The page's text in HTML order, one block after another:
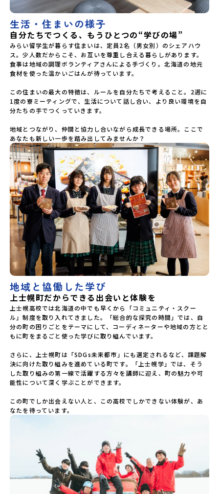
生活・住まいの様子
自分たちでつくる、もうひとつの“学びの場”
みらい留学生が暮らす住まいは、定員2名（男女別）のシェアハウ
ス。少人数だからこそ、お互いを尊重し合える暮らしがあります。
食事は地域の調理ボランティアさんによる手づくり。北海道の地元
食材を使った温かいごはんが待っています。
この住まいの最大の特徴は、ルールを自分たちで考えること。2週に
1度の寮ミーティングで、生活について話し合い、より良い環境を自
分たちの手でつくっていきます。
地域とつながり、仲間と協力し合いながら成長できる場所。ここで
あなたも新しい一歩を踏み出してみませんか？
地域と協働した学び
上士幌町だからできる出会いと体験を
上士幌高校では北海道の中でも早くから「コミュニティ・スクー
ル」制度を取り入れてきました。「総合的な探究の時間」では、自
分の町の困りごとをテーマにして、コーディネーターや地域の方とと
もに町をまるごと使った学びに取り組んでいます。
さらに、上士幌町は「SDGs未来都市」にも選定されるなど、課題解
決に向けた取り組みを進めている町です。「上士幌学」では、そう
した取り組みの第一線で活躍する方々を講師に迎え、町の魅力や可
能性について深く学ぶことができます。
この町でしか出会えない人と、この高校でしかできない体験が、あ
なたを待っています。